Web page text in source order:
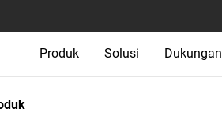
Produk Solusi Dukungan